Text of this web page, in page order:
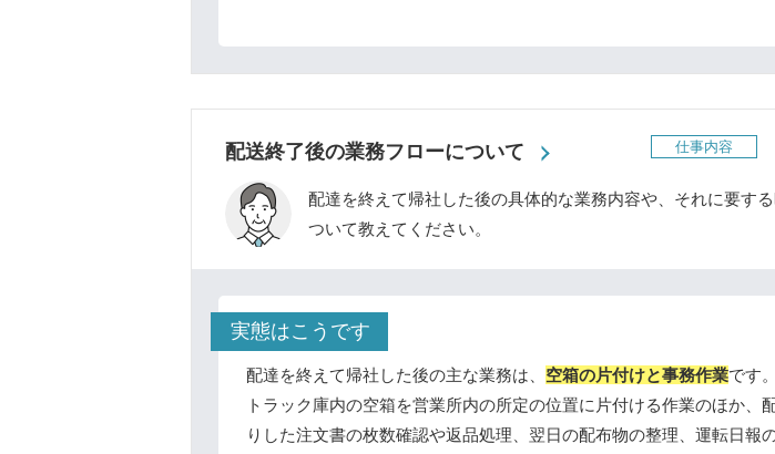
配送終了後の業務フローについて 仕事内容
配達を終えて帰社した後の具体的な業務内容や、それに要す
ついて教えてください。
実態はこうです
配達を終えて帰社した後の主な業務は、 空箱の片付けと事務作業です
トラック庫内の空箱を営業所内の所定の位置に片付ける作業のほか、
りした注文書の枚数確認や返品処理、翌日の配布物の整理、運転日報